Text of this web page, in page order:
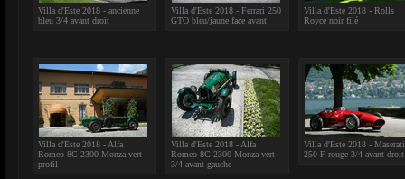
Villa d'Este 2018 - ancienne
bleu 3/4 avant droit
Villa d'Este 2018 - Ferrari 250
GTO bleu/jaune face avant
Villa d'Este 2018 - Rolls
Royce noir filé
Villa d'Este 2018 - Alfa
Romeo 8C 2300 Monza vert
profil
Villa d'Este 2018 - Alfa
Romeo 8C 2300 Monza vert
3/4 avant gauche
Villa d'Este 2018 - Maserati
250 F rouge 3/4 avant droit